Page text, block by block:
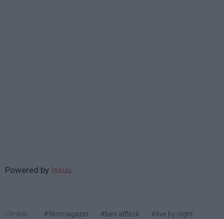
Powered by Issuu
Címkék: #filmmagazin #ben affleck
#live by night